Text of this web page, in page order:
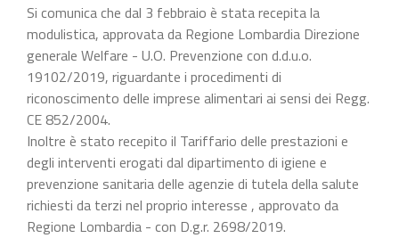
Si comunica che dal 3 febbraio è stata recepita la
modulistica, approvata da Regione Lombardia Direzione
generale Welfare - U.O. Prevenzione con d.d.u.o.
19102/2019, riguardante i procedimenti di
riconoscimento delle imprese alimentari ai sensi dei Regg.
CE 852/2004.
Inoltre è stato recepito il Tariffario delle prestazioni e
degli interventi erogati dal dipartimento di igiene e
prevenzione sanitaria delle agenzie di tutela della salute
richiesti da terzi nel proprio interesse , approvato da
Regione Lombardia - con D.g.r. 2698/2019.